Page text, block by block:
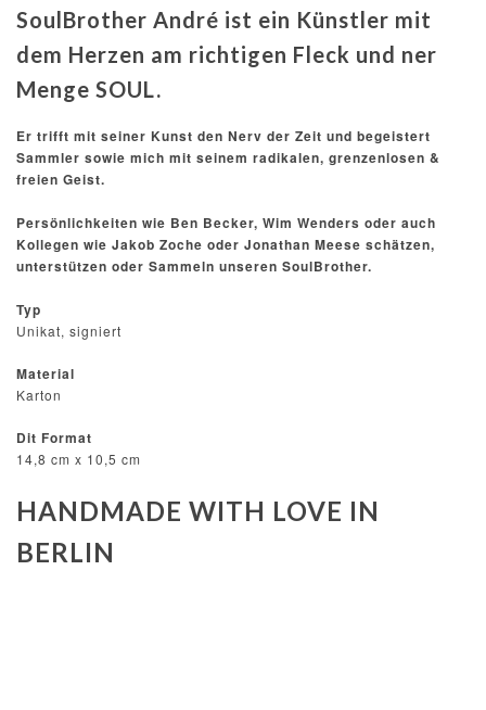
SoulBrother André ist ein Künstler mit
dem Herzen am richtigen Fleck und ner
Menge SOUL.
Er trifft mit seiner Kunst den Nerv der Zeit und begeistert
Sammler sowie mich mit seinem radikalen, grenzenlosen &
freien Geist.
Persönlichkeiten wie Ben Becker, Wim Wenders oder auch
Kollegen wie Jakob Zoche oder Jonathan Meese schätzen,
unterstützen oder Sammeln unseren SoulBrother.
Typ
Unikat, signiert
Material
Karton
Dit Format
14,8 cm x 10,5 cm
HANDMADE WITH LOVE IN
BERLIN